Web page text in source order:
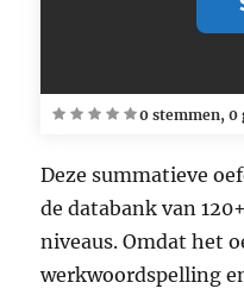
0 stemmen, 0
Deze summatieve
de databank van
niveaus. Omdat het
werkwoordspelling